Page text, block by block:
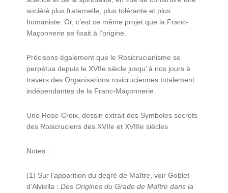
société plus fraternelle, plus tolérante et plus
humaniste. Or, c’est ce même projet que la Franc-
Maçonnerie se fixait à l’origine.
Précisons également que le Rosicrucianisme se
perpétua depuis le XVIIe siècle jusqu’ à nos jours à
travers des Organisations rosicruciennes totalement
indépendantes de la Franc-Maçonnerie.
Une Rose-Croix, dessin extrait des Symboles secrets
des Rosicruciens des XVIIe et XVIIIe siècles
Notes :
(1) Sur l’apparition du degré de Maître, voir Goblet
d’Alviella :Des Origines du Grade de Maître dans la